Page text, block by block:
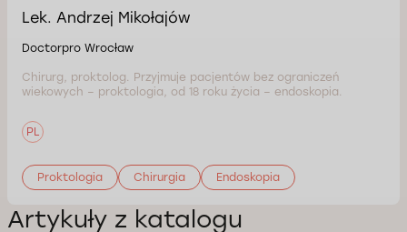
Lek. Andrzej Mikołajów
Doctorpro Wrocław
Chirurg, proktolog. Przyjmuje pacjentów bez ograniczeń
wiekowych – proktologia, od 18 roku życia – endoskopia.
PL
Proktologia Chirurgia Endoskopia
Artykuły z katalogu